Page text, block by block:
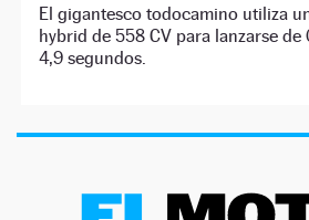
El gigantesco todocamino utiliza
hybrid de 558 CV para lanzarse
4,9 segundos.